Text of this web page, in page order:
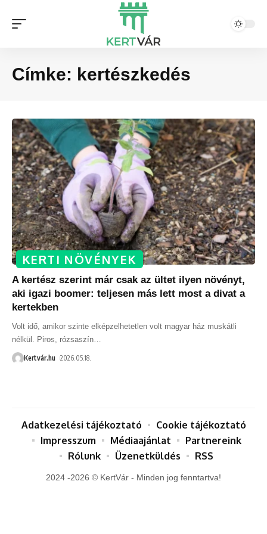
Címke: kertészkedés
KERTI NÖVÉNYEK
A kertész szerint már csak az ültet ilyen növényt,
aki igazi boomer: teljesen más lett most a divat a
kertekben
Volt idő, amikor szinte elképzelhetetlen volt magyar ház muskátli
nélkül. Piros, rózsaszín
Kertvár.hu 2026.05.18.
2024 -2026 © KertVár - Minden jog fenntartva!
Adatkezelési tájékoztató
Cookie tájékoztató
Impresszum
Médiaajánlat
Partnereink
Rólunk
Üzenetküldés RSS